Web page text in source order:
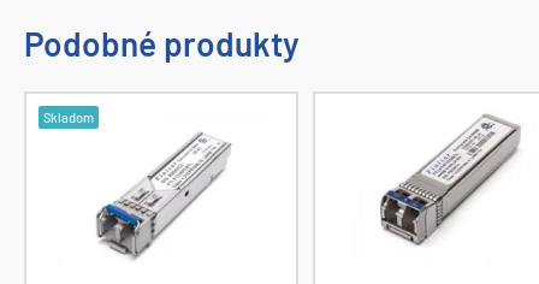
Podobné produkty
Skladom